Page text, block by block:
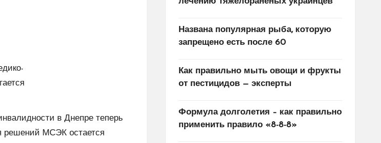
в Днепре теперь
решений МСЭК остается
Названа популярная рыба, которую
запрещено есть после 60
Как правильно мыть овощи и фрукты
от пестицидов — эксперты
Формула долголетия – как правильно
применить правило «8-8-8»